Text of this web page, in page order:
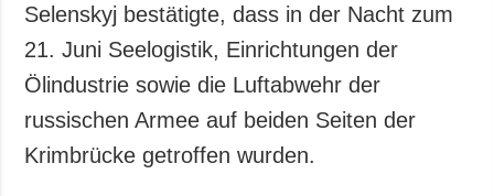
Selenskyj bestätigte, dass in der Nacht zum
21. Juni Seelogistik, Einrichtungen der
Ölindustrie sowie die Luftabwehr der
russischen Armee auf beiden Seiten der
Krimbrücke getroffen wurden.